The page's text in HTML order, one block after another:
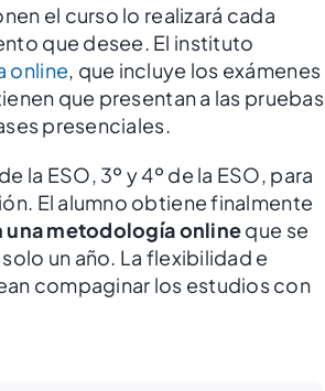
el curso lo realizará cada
que desee. El instituto
online, que incluye los exámenes
que presentan a las pruebas
presenciales.
la ESO, 3º y 4º de la ESO, para
El alumno obtiene finalmente
metodología onlineque se
un año. La flexibilidad e
compaginar los estudios con
Medio en Gestión